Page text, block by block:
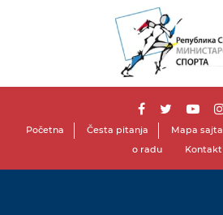
Početna Česta pitanja Mapa sajta
o radu
Kontakt